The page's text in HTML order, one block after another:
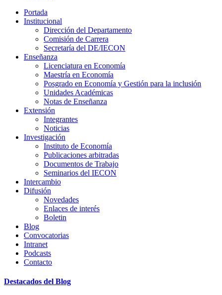
Portada
Institucional
Dirección del Departamento
Comisión de Carrera
Secretaría del DE/IECON
Enseñanza
Licenciatura en Economía
Maestría en Economía
Posgrado en Economía y Gestión para la inclusión
Unidades Académicas
Notas de Enseñanza
Extensión
Integrantes
Noticias
Investigación
Instituto de Economía
Publicaciones arbitradas
Documentos de Trabajo
Seminarios del IECON
Intercambio
Difusión
Novedades
Enlaces de interés
Boletin
Blog
Convocatorias
Intranet
Podcasts
Contacto
Destacados del Blog